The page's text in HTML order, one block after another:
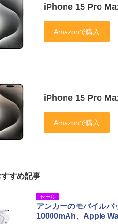
iPhone 15 Pro
iPhone 15 Pro
すめ記事
セール
アンカーのモバイルバ
10000mAh、Apple